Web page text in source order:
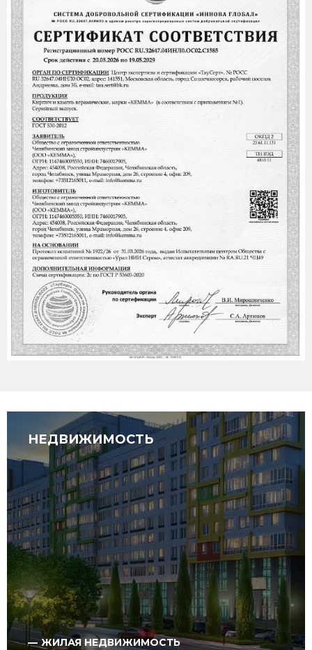
НЕДВИЖИМОСТЬ
ЖИЛАЯ НЕДВИЖИМОСТЬ